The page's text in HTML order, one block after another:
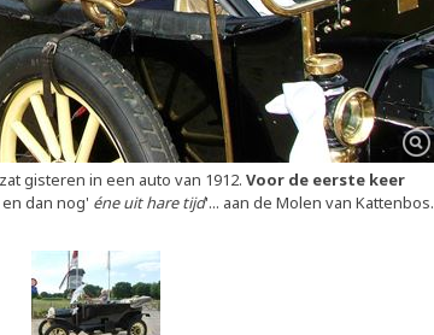
gisteren in een auto van 1912. Voor de eerste keer
en dan nog' éne uit hare tijd'... aan de Molen van Kattenbos.